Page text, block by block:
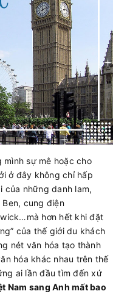
sự mê hoặc cho
ở đây không chỉ hấp
của những danh lam,
cung điện
hơn hết khi đặt
của thế giới du khách
nét văn hóa tạo thành
hóa khác nhau trên thế
ai lần đầu tìm đến xứ
Nam sang Anh mất bao